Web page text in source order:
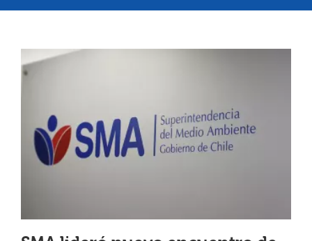
OFICINAS REGIONALES
DOCUMENTOS
SALA DE PRENSA